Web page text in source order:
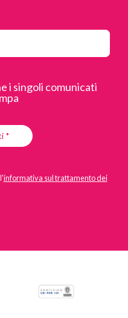
i singoli comunicati
*
informativa sul trattamento dei